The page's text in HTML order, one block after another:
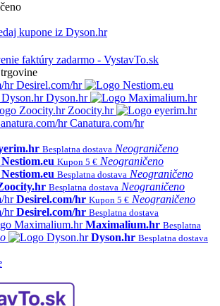
kupone iz Dyson.hr
faktúry zadarmo - VystavTo.sk
Desirel.com/hr
Dyson.hr
Zoocity.hr
Canatura.com/hr
Besplatna dostava Neograničeno
Nestiom.eu Kupon 5 € Neograničeno
Nestiom.eu Besplatna dostava Neograničeno
Besplatna dostava Neograničeno
Desirel.com/hr Kupon 5 € Neograničeno
Desirel.com/hr Besplatna dostava
Maximalium.hr Besplatna
Dyson.hr Besplatna dostava